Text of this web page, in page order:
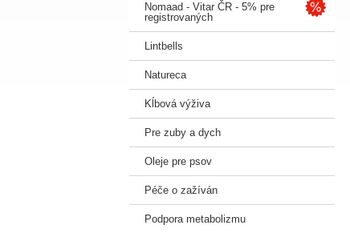
Nomaad - Vitar ČR - 5% pre
registrovaných
Lintbells
Natureca
Kĺbová výživa
Pre zuby a dych
Oleje pre psov
Péče o zažíván
Podpora metabolizmu